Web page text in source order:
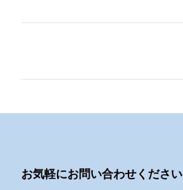
お気軽にお問い合わせください